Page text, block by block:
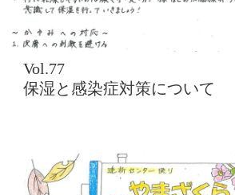
Vol.77
保湿と感染症対策について